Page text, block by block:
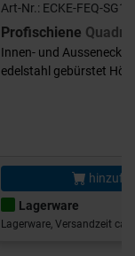
Art-Nr.: ECKE-FEQ-
Profischiene
Innen- und Aussenecke
edelstahl gebürstet
Lagerware
Lagerware, Versandzeit ca.